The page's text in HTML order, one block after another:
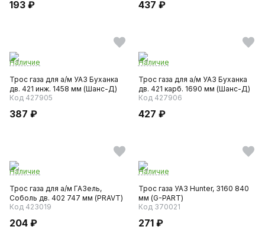
193 ₽ 437 ₽
Наличие
Трос газа для а/м УАЗ Буханка
дв. 421 инж. 1458 мм (Шанс-Д)
Код 427905
387 ₽
Наличие
Трос газа для а/м УАЗ Буханка
дв. 421 карб. 1690 мм (Шанс-Д)
Код 427906
427 ₽
Наличие
Трос газа для а/м ГАЗель,
Соболь дв. 402 747 мм (PRAVT)
Код 423019
204 ₽
Наличие
Трос газа УАЗ Hunter, 3160 840
мм (G-PART)
Код 370021
271 ₽